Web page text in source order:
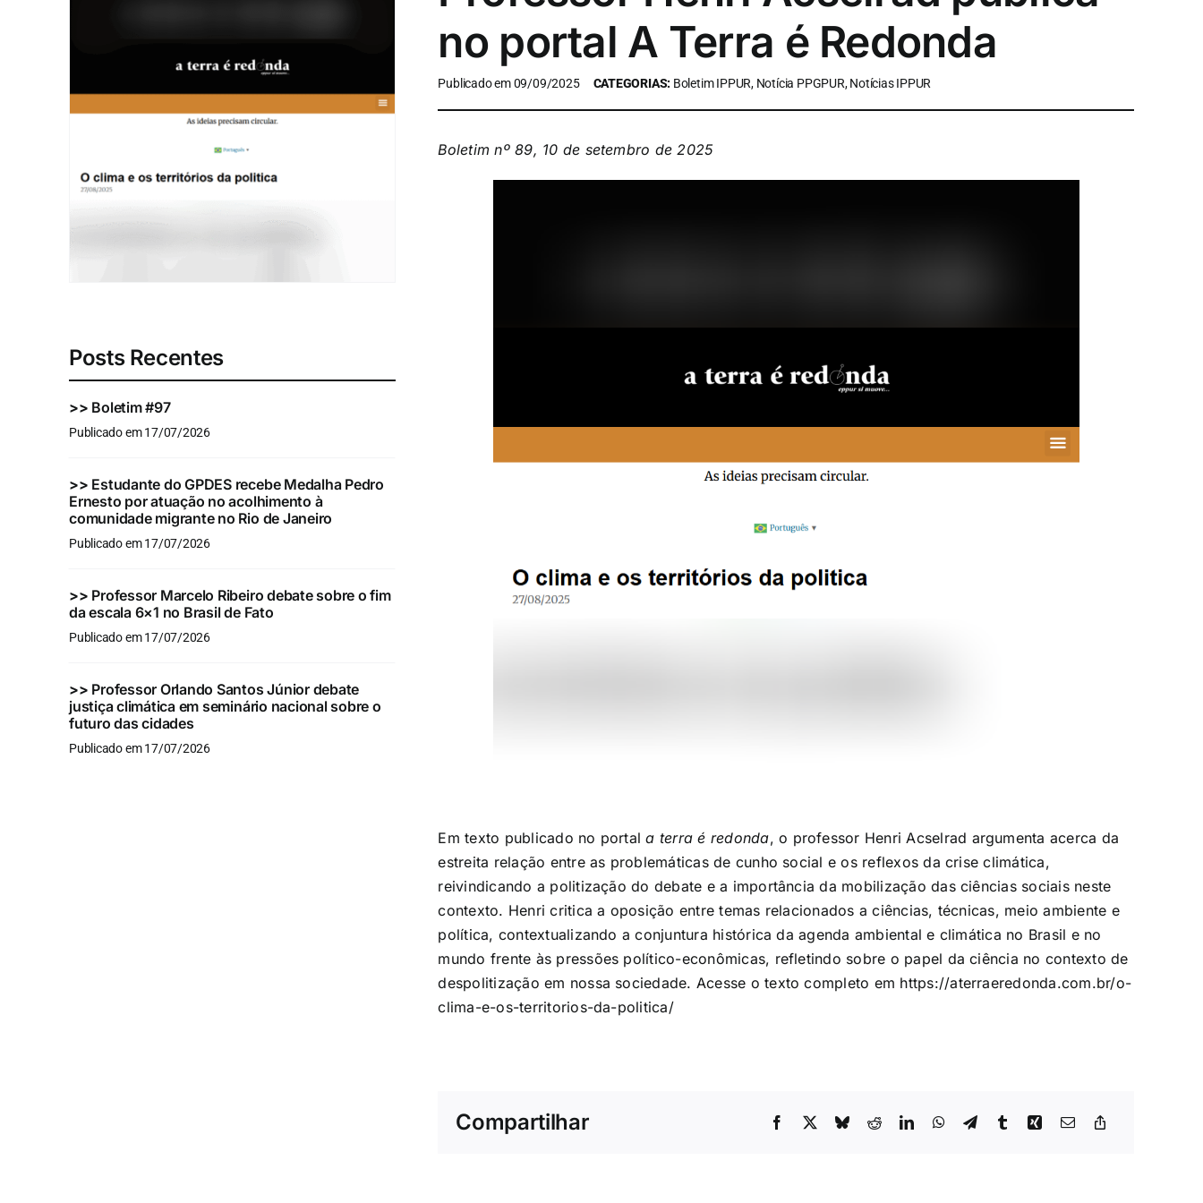
Posts Recentes
>> Boletim #97
Publicado em 17/07/2026
>> Estudante do GPDES recebe Medalha Pedro
Ernesto por atuação no acolhimento à
comunidade migrante no Rio de Janeiro
Publicado em 17/07/2026
>> Professor Marcelo Ribeiro debate sobre o fim
da escala 6×1 no Brasil de Fato
Publicado em 17/07/2026
>> Professor Orlando Santos Júnior debate
justiça climática em seminário nacional sobre o
futuro das cidades
Publicado em 17/07/2026
no portal A Terra é Redonda
Publicado em 09/09/2025 CATEGORIAS: Boletim IPPUR, Notícia PPGPUR, Notícias IPPUR
Boletim nº 89, 10 de setembro de 2025
Em texto publicado no portala terra é redonda, o professor Henri Acselrad argumenta acerca da
estreita relação entre as problemáticas de cunho social e os reflexos da crise climática,
reivindicando a politização do debate e a importância da mobilização das ciências sociais neste
contexto. Henri critica a oposição entre temas relacionados a ciências, técnicas, meio ambiente e
política, contextualizando a conjuntura histórica da agenda ambiental e climática no Brasil e no
mundo frente às pressões político-econômicas, refletindo sobre o papel da ciência no contexto de
despolitização em nossa sociedade. Acesse o texto completo em https://aterraeredonda.com.br/o-
clima-e-os-territorios-da-politica/
Compartilhar